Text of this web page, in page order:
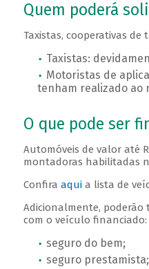
Quem poderá
Taxistas, cooperativas de
Taxistas:
Motoristas de
tenham realizado ao
O que pode ser
Automóveis de valor até
montadoras habilitadas
Confiraaqui a lista de
Adicionalmente,
com o veículo financiado:
seguro do bem;
seguro prestamista;